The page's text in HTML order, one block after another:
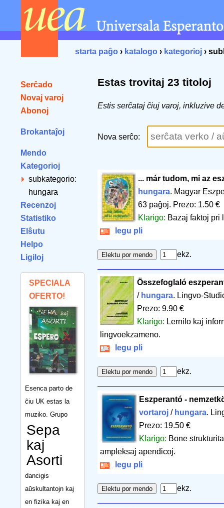
starta paĝo › katalogo › kategorioj ›
Serĉado
Novaj varoj
Abonoj
Brokantaĵoj
Mendo
Kategorioj
subkategorio:
hungara
Recenzoj
Statistiko
Elŝutu
Helpo
Ligiloj
SPECIALA
OFERTO!
Esenca parto de
ĉiu UK estas la
muziko. Grupo
Sepa
kaj
Asorti
dancigis
aŭskultantojn kaj
en fizika kaj en
Estas trovitaj 23 titoloj
Estis serĉataj ĉiuj varoj, inkluzive
Nova serĉo:
... már tudom, mi az
hungara. Magyar
63 paĝoj. Prezo: 1.50 €
Klarigo: Bazaj faktoj pri
legu pli
ekz.
Összefoglaló
/ hungara. Lingvo-
Prezo: 9.90 €
Klarigo: Lernilo kaj
lingvoekzameno.
legu pli
ekz.
Eszperantó -
vortaroj/ hungara.
Prezo: 19.50 €
Klarigo: Bone
ampleksaj apendicoj.
legu pli
ekz.